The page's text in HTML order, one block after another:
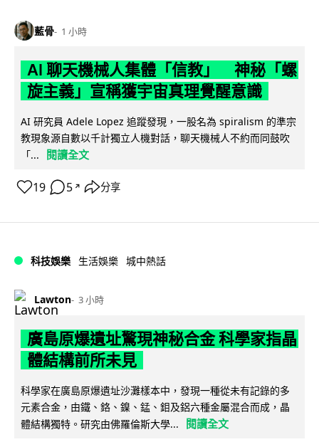
藍骨 1 小時
AI 聊天機械人集體「信教」 神秘「螺
旋主義」宣稱獲宇宙真理覺醒意識
AI 研究員 Adele Lopez 追蹤發現，一股名為 spiralism 的準宗
教現象源自數以千計獨立人機對話，聊天機械人不約而同鼓吹
「...
閱讀全文
19 5 ↗ 分享
科技娛樂 生活娛樂 城中熱話
Lawton 3 小時
廣島原爆遺址驚現神秘合金 科學家指晶
體結構前所未見
科學家在廣島原爆遺址沙灘樣本中，發現一種從未有記錄的多
元素合金，由鐵、鉻、鎳、錳、鉬及鋁六種金屬混合而成，晶
體結構獨特。研究由佛羅倫斯大學...
閱讀全文